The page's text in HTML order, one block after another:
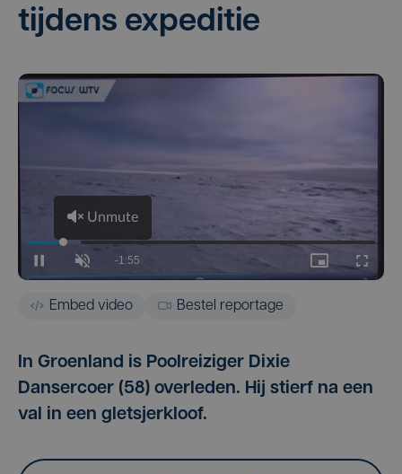
tij­dens expeditie
Embed video Bestel reportage
In Groenland is Poolreiziger Dixie
Dansercoer (58) overleden. Hij stierf na een
val in een gletsjerkloof.